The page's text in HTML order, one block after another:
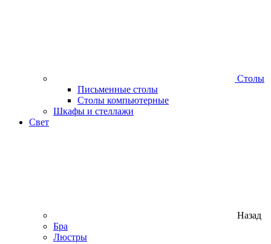
Столы
Письменные столы
Столы компьютерные
Шкафы и стеллажи
Свет
Назад
Бра
Люстры